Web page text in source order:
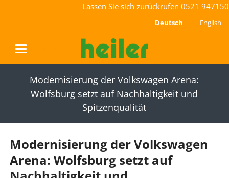
Lassen Sie sich zurückrufen 0521 947150
Deutsch English
Modernisierung der Volkswagen Arena:
Wolfsburg setzt auf Nachhaltigkeit und
Spitzenqualität
Modernisierung der Volkswagen
Arena: Wolfsburg setzt auf